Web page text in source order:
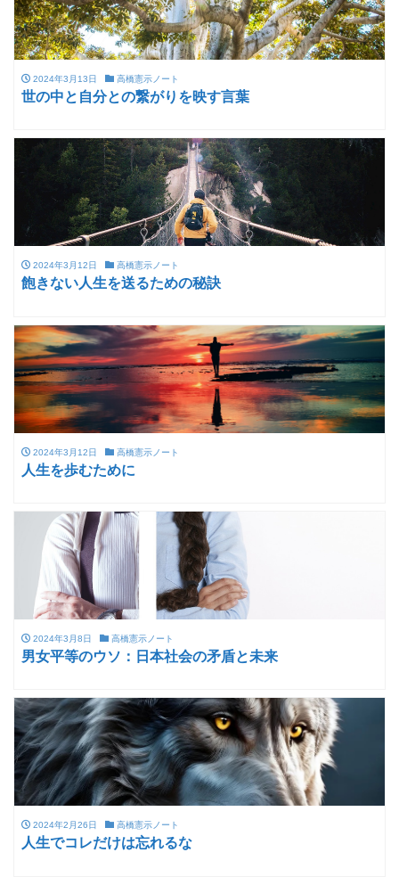
2024年3月13日 高橋憲示ノート
世の中と自分との繋がりを映す言葉
2024年3月12日 高橋憲示ノート
飽きない人生を送るための秘訣
2024年3月12日 高橋憲示ノート
人生を歩むために
2024年3月8日 高橋憲示ノート
男女平等のウソ：日本社会の矛盾と未来
2024年2月26日 高橋憲示ノート
人生でコレだけは忘れるな